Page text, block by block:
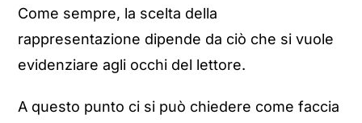
Come sempre, la scelta della
rappresentazione dipende da ciò che si vuole
evidenziare agli occhi del lettore.
A questo punto ci si può chiedere come faccia